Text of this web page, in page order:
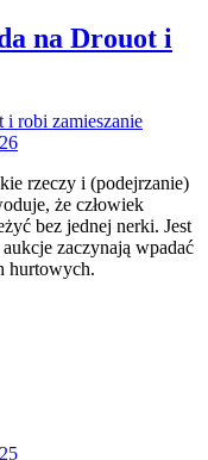
na Drouot i
rzeczy i (podejrzanie)
że człowiek
bez jednej nerki. Jest
zaczynają wpadać
hurtowych.